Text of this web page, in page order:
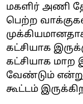
மகளிர் அணி
பெற்ற
கட்சியாக
கட்சியாக
வேண்டும்
கூட்டம்